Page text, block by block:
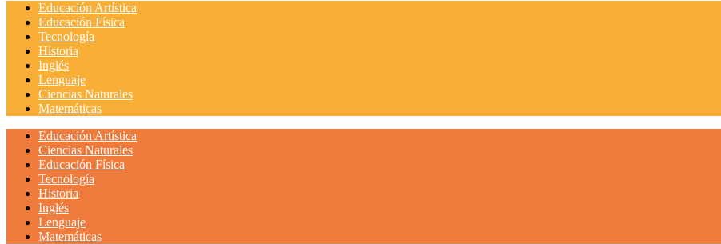
Educación Artística
Educación Física
Tecnología
Historia
Inglés
Lenguaje
Ciencias Naturales
Matemáticas
Educación Artística
Ciencias Naturales
Educación Física
Tecnología
Historia
Inglés
Lenguaje
Matemáticas